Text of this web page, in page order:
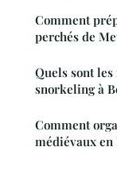
Comment
perchés de
Quels sont
snorkeling à
Comment
médiévaux en